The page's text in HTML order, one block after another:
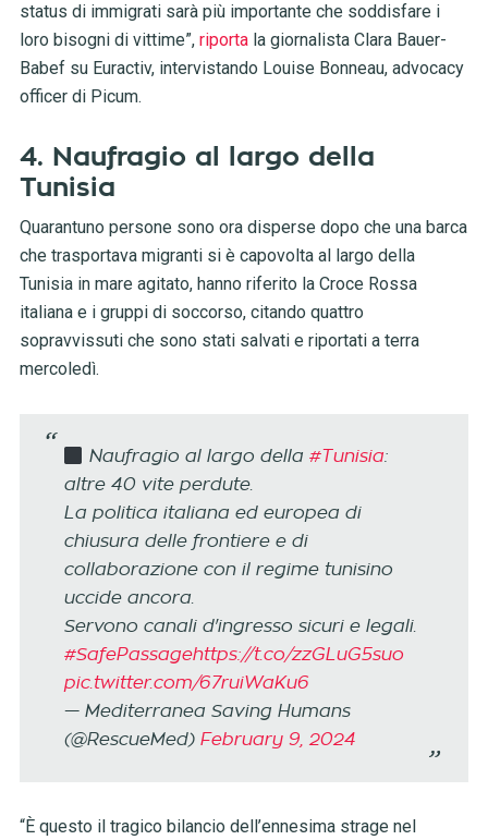
status di immigrati sarà più importante che soddisfare i
loro bisogni di vittime”, riportala giornalista Clara Bauer-
Babef su Euractiv, intervistando Louise Bonneau, advocacy
officer di Picum.
4. Naufragio al largo della
Tunisia
Quarantuno persone sono ora disperse dopo che una barca
che trasportava migranti si è capovolta al largo della
Tunisia in mare agitato, hanno riferito la Croce Rossa
italiana e i gruppi di soccorso, citando quattro
sopravvissuti che sono stati salvati e riportati a terra
mercoledì.
Naufragio al largo della #Tunisia:
altre 40 vite perdute.
La politica italiana ed europea di
chiusura delle frontiere e di
collaborazione con il regime tunisino
uccide ancora.
Servono canali d'ingresso sicuri e legali.
#SafePassagehttps://t.co/zzGLuG5suo
pic.twitter.com/67ruiWaKu6
— Mediterranea Saving Humans
(@RescueMed) February 9, 2024
“È questo il tragico bilancio dell’ennesima strage nel